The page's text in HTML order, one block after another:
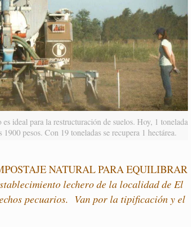
ideal para la restructuración de suelos. Hoy, 1 tonelada
pesos. Con 19 toneladas se recupera 1 hectárea.
NATURAL PARA EQUILIBRAR
lechero de la localidad de El
pecuarios. Van por la tipificación y el